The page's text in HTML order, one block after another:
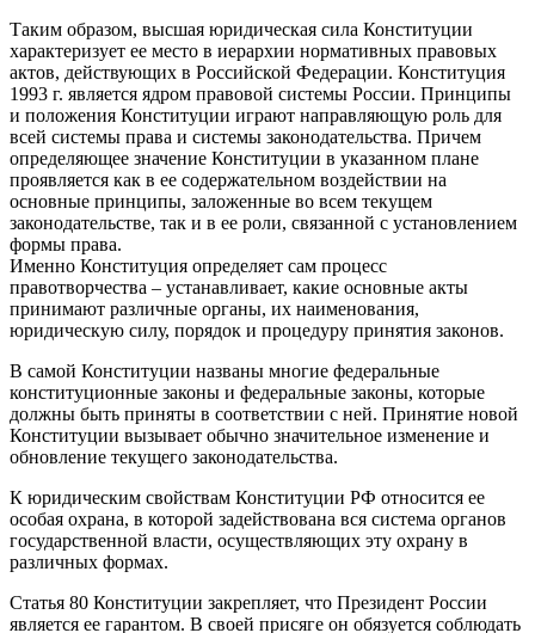
Таким образом, высшая юридическая сила Конституции
характеризует ее место в иерархии нормативных правовых
актов, действующих в Российской Федерации. Конституция
1993 г. является ядром правовой системы России. Принципы
и положения Конституции играют направляющую роль для
всей системы права и системы законодательства. Причем
определяющее значение Конституции в указанном плане
проявляется как в ее содержательном воздействии на
основные принципы, заложенные во всем текущем
законодательстве, так и в ее роли, связанной с установлением
формы права.
Именно Конституция определяет сам процесс
правотворчества – устанавливает, какие основные акты
принимают различные органы, их наименования,
юридическую силу, порядок и процедуру принятия законов.
В самой Конституции названы многие федеральные
конституционные законы и федеральные законы, которые
должны быть приняты в соответствии с ней. Принятие новой
Конституции вызывает обычно значительное изменение и
обновление текущего законодательства.
К юридическим свойствам Конституции РФ относится ее
особая охрана, в которой задействована вся система органов
государственной власти, осуществляющих эту охрану в
различных формах.
Статья 80 Конституции закрепляет, что Президент России
является ее гарантом. В своей присяге он обязуется соблюдать